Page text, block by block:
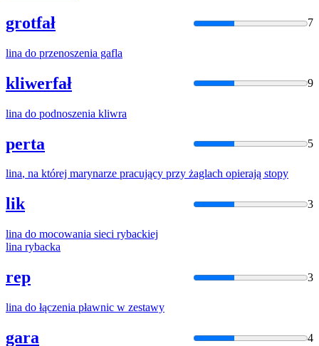
grotfał 7
lina do przenoszenia gafla
kliwerfał 9
lina do podnoszenia kliwra
perta 5
lina, na której marynarze pracujący przy żaglach opierają stopy
lik 3
lina do mocowania sieci rybackiej
lina rybacka
rep 3
lina do łączenia pławnic w zestawy
gara 4